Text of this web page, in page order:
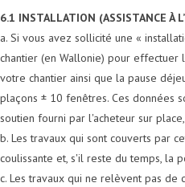
6.1 INSTALLATION (ASSISTANCE À
a. Si vous avez sollicité une «
chantier (en Wallonie) pour effectuer
votre chantier ainsi que la pause
plaçons ± 10 fenêtres. Ces données
soutien fourni par l'acheteur sur
b. Les travaux qui sont couverts par
coulissante et, s'il reste du temps, la
c. Les travaux qui ne relèvent pas de